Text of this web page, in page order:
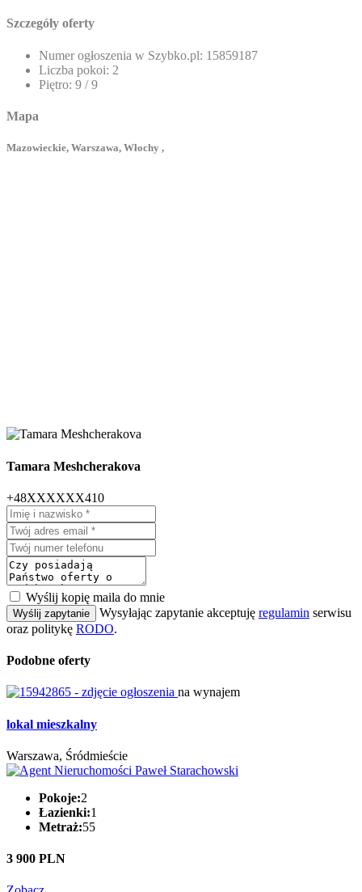
Szczegóły oferty
Numer ogłoszenia w Szybko.pl: 15859187
Liczba pokoi: 2
Piętro: 9 / 9
Mapa
Mazowieckie, Warszawa, Włochy ,
Tamara Meshcherakova
+48XXXXXX410
Wyślij kopię maila do mnie
Wyślij zapytanie Wysyłając zapytanie akceptuję regulamin serwisu
oraz politykę RODO.
Podobne oferty
na wynajem
lokal mieszkalny
Warszawa, Śródmieście
Pokoje:2
Łazienki:1
Metraż:55
3 900 PLN